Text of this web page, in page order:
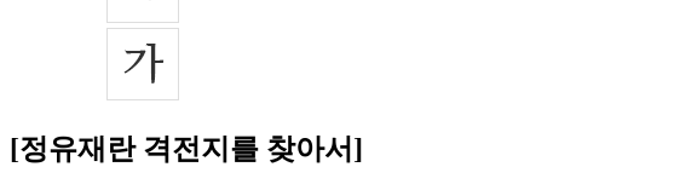
[정유재란 격전지를 찾아서]